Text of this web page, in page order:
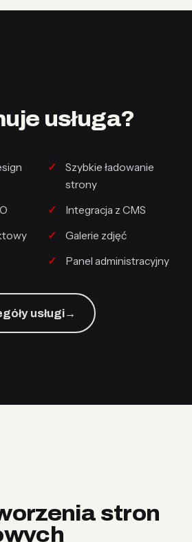
usługa?
Szybkie ładowanie
strony
Integracja z CMS
Galerie zdjęć
Panel administracyjny
usługi→
stron